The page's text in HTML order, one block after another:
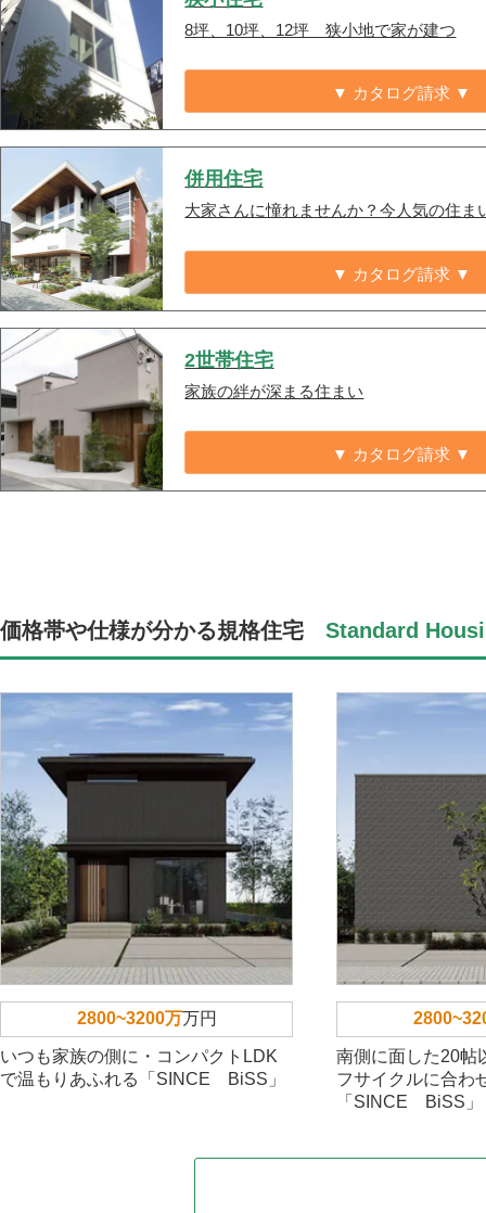
8坪、10坪、12坪 狭小地で家が建つ
▼ カタログ請求 ▼
併用住宅
大家さんに憧れませんか？今人気の住ま
▼ カタログ請求 ▼
2世帯住宅
家族の絆が深まる住まい
▼ カタログ請求 ▼
価格帯や仕様が分かる規格住宅 Standard
2800~3200万万円
いつも家族の側に・コンパクトLDK
で温もりあふれる「SINCE BiSS」
南側に面した20帖
フサイクルに合わ
「SINCE BiSS」